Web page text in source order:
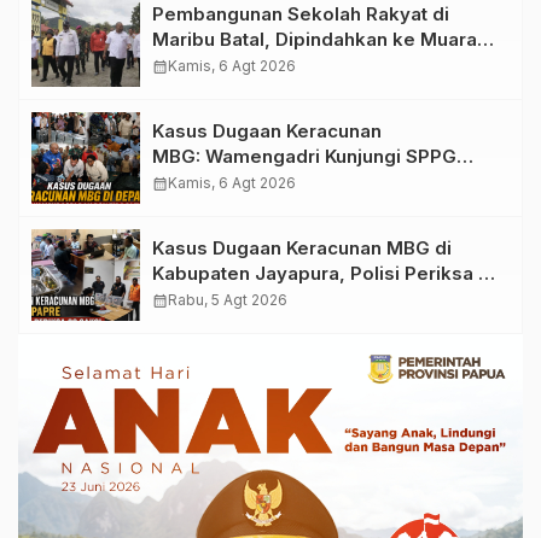
Pembangunan Sekolah Rakyat di
Maribu Batal, Dipindahkan ke Muara
Tami, Ini Sebabnya
calendar_monthKamis, 6 Agt 2026
Kasus Dugaan Keracunan
MBG: Wamengadri Kunjungi SPPG
Yayasan KIS Papua, Ini yang
calendar_monthKamis, 6 Agt 2026
Kasus Dugaan Keracunan MBG di
Kabupaten Jayapura, Polisi Periksa 30
Orang Saksi
calendar_monthRabu, 5 Agt 2026